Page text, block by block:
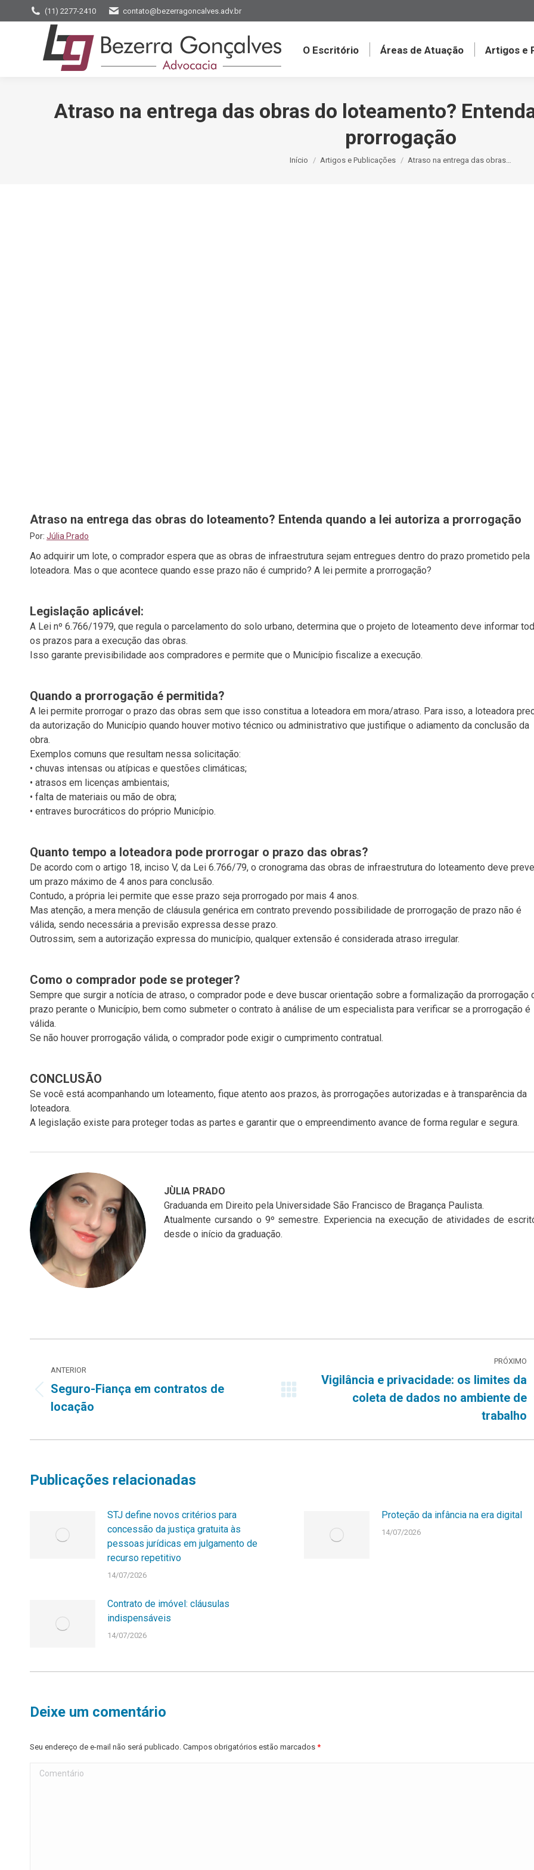
(11) 2277-2410 contato@bezerragoncalves.adv.br
O Escritório Áreas de Atuação Artigos e
Atraso na entrega das obras do loteamento?
prorrogação
Você está aqui:
Início Artigos e Publicações Atraso na entrega das obras…
Atraso na entrega das obras do loteamento? Entenda quando a lei autoriza a prorrogação
Por: Júlia Prado
Ao adquirir um lote, o comprador espera que as obras de infraestrutura sejam entregues dentro do prazo prometido pela
loteadora. Mas o que acontece quando esse prazo não é cumprido? A lei permite a prorrogação?
Legislação aplicável:
A Lei nº 6.766/1979, que regula o parcelamento do solo urbano, determina que o projeto de loteamento deve informar
os prazos para a execução das obras.
Isso garante previsibilidade aos compradores e permite que o Município fiscalize a execução.
Quando a prorrogação é permitida?
A lei permite prorrogar o prazo das obras sem que isso constitua a loteadora em mora/atraso. Para isso, a loteadora
da autorização do Município quando houver motivo técnico ou administrativo que justifique o adiamento da conclusão da
obra.
Exemplos comuns que resultam nessa solicitação:
• chuvas intensas ou atípicas e questões climáticas;
• atrasos em licenças ambientais;
• falta de materiais ou mão de obra;
• entraves burocráticos do próprio Município.
Quanto tempo a loteadora pode prorrogar o prazo das obras?
De acordo com o artigo 18, inciso V, da Lei 6.766/79, o cronograma das obras de infraestrutura do loteamento deve
um prazo máximo de 4 anos para conclusão.
Contudo, a própria lei permite que esse prazo seja prorrogado por mais 4 anos.
Mas atenção, a mera menção de cláusula genérica em contrato prevendo possibilidade de prorrogação de prazo não é
válida, sendo necessária a previsão expressa desse prazo.
Outrossim, sem a autorização expressa do município, qualquer extensão é considerada atraso irregular.
Como o comprador pode se proteger?
Sempre que surgir a notícia de atraso, o comprador pode e deve buscar orientação sobre a formalização da prorrogação
prazo perante o Município, bem como submeter o contrato à análise de um especialista para verificar se a prorrogação é
válida.
Se não houver prorrogação válida, o comprador pode exigir o cumprimento contratual.
CONCLUSÃO
Se você está acompanhando um loteamento, fique atento aos prazos, às prorrogações autorizadas e à transparência da
loteadora.
A legislação existe para proteger todas as partes e garantir que o empreendimento avance de forma regular e segura.
JÙLIA PRADO
Graduanda em Direito pela Universidade São Francisco de Bragança Paulista.
Atualmente cursando o 9º semestre. Experiencia na execução de atividades de
desde o início da graduação.
de
post:
ANTERIOR
Post
anterior:
Seguro-Fiança em contratos de
locação
PRÓXIMO
Vigilância e privacidade: os limites da
coleta de dados no ambiente de
trabalho
Publicações relacionadas
STJ define novos critérios para
concessão da justiça gratuita às
pessoas jurídicas em julgamento de
recurso repetitivo
14/07/2026
Proteção da infância na era digital
14/07/2026
Contrato de imóvel: cláusulas
indispensáveis
14/07/2026
Deixe um comentário
Seu endereço de e-mail não será publicado. Campos obrigatórios estão marcados *
Comentário